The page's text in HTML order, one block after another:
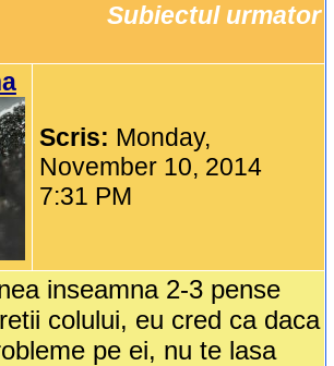
Subiectul urmator
Scris: Monday,
November 10, 2014
7:31 PM
inseamna 2-3 pense
colului, eu cred ca daca
pe ei, nu te lasa